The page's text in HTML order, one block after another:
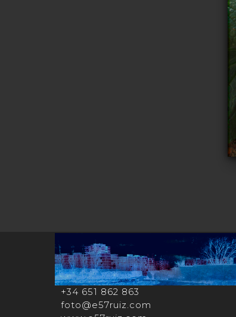
+34 651 862 863
foto@e57ruiz.com